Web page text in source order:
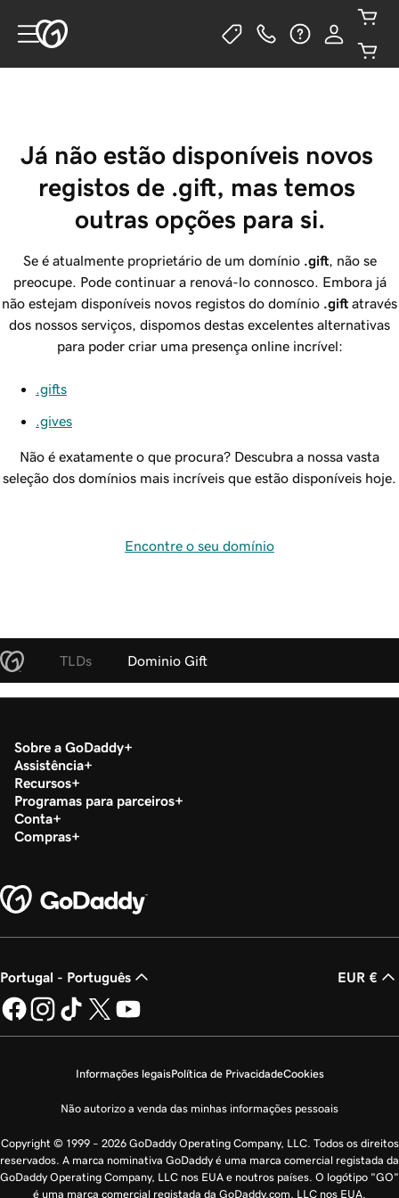
Já não estão disponíveis novos
registos de .gift, mas temos
outras opções para si.
Se é atualmente proprietário de um domínio .gift, não se
preocupe. Pode continuar a renová-lo connosco. Embora já
não estejam disponíveis novos registos do domínio .gift através
dos nossos serviços, dispomos destas excelentes alternativas
para poder criar uma presença online incrível:
.gifts
.gives
Não é exatamente o que procura? Descubra a nossa vasta
seleção dos domínios mais incríveis que estão disponíveis hoje.
Encontre o seu domínio
TLDs Dominio Gift
Sobre a GoDaddy
Assistência
Recursos
Programas para parceiros
Conta
Compras
Portugal - Português EUR €
Informações legaisPolítica de PrivacidadeCookies
Não autorizo a venda das minhas informações pessoais
Copyright © 1999 – 2026 GoDaddy Operating Company, LLC. Todos os direitos
reservados. A marca nominativa GoDaddy é uma marca comercial registada da
GoDaddy Operating Company, LLC nos EUA e noutros países. O logótipo "GO"
é uma marca comercial registada da GoDaddy.com, LLC nos EUA.